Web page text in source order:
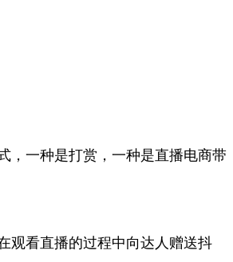
，一种是打赏，一种是直播电商带
观看直播的过程中向达人赠送抖